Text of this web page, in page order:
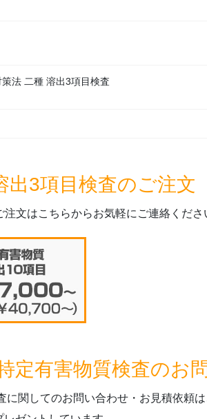
法 二種 溶出3項目検査
出3項目検査のご注文
文はこちらからお気軽にご連絡くださ
定有害物質検査のお
に関してのお問い合わせ・お見積依頼